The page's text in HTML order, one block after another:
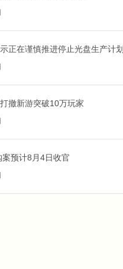
正在谨慎推进停止光盘生产计划
撤新游突破10万玩家
案预计8月4日收官